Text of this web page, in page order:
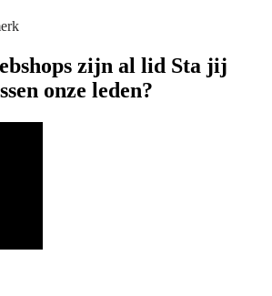
zijn al lid Sta jij
onze leden?